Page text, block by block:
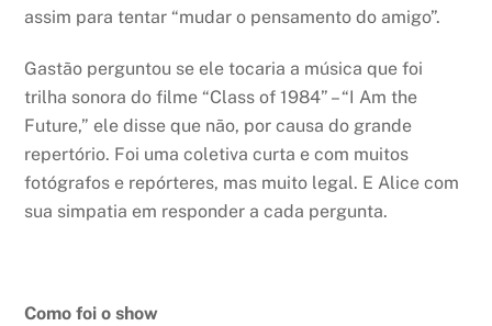
assim para tentar “mudar o pensamento do amigo”.
Gastão perguntou se ele tocaria a música que foi
trilha sonora do filme “Class of 1984” – “I Am the
Future,” ele disse que não, por causa do grande
repertório. Foi uma coletiva curta e com muitos
fotógrafos e repórteres, mas muito legal. E Alice com
sua simpatia em responder a cada pergunta.
Como foi o show